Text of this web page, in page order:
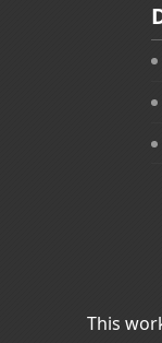
This